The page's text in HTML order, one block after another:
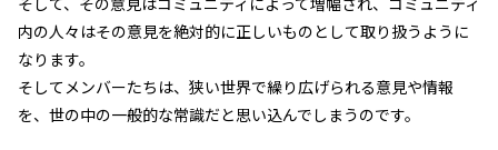
内の人々はその意見を絶対的に正しいものとして取り扱うように
なります。
そしてメンバーたちは、狭い世界で繰り広げられる意見や情報
を、世の中の一般的な常識だと思い込んでしまうのです。